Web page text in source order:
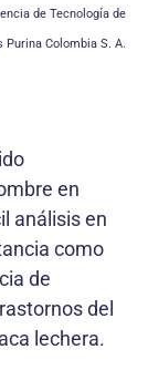
de Tecnología de
Purina Colombia S. A.
en
análisis en
como
de
del
lechera.